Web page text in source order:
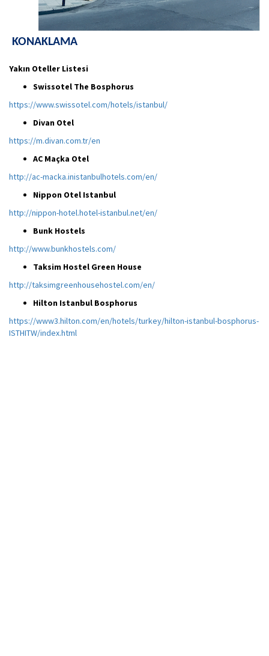
KONAKLAMA
Yakın Oteller Listesi
Swissotel The Bosphorus
https://www.swissotel.com/hotels/istanbul/
Divan Otel
https://m.divan.com.tr/en
AC Maçka Otel
http://ac-macka.inistanbulhotels.com/en/
Nippon Otel Istanbul
http://nippon-hotel.hotel-istanbul.net/en/
Bunk Hostels
http://www.bunkhostels.com/
Taksim Hostel Green House
http://taksimgreenhousehostel.com/en/
Hilton Istanbul Bosphorus
https://www3.hilton.com/en/hotels/turkey/hilton-istanbul-bosphorus-
ISTHITW/index.html